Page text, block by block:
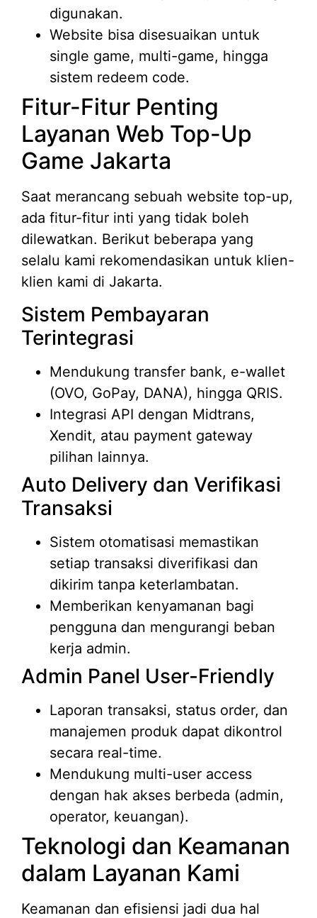
digunakan.
Website bisa disesuaikan untuk
single game, multi-game, hingga
sistem redeem code.
Fitur-Fitur Penting
Layanan Web Top-Up
Game Jakarta
Saat merancang sebuah website top-up,
ada fitur-fitur inti yang tidak boleh
dilewatkan. Berikut beberapa yang
selalu kami rekomendasikan untuk klien-
klien kami di Jakarta.
Sistem Pembayaran
Terintegrasi
Mendukung transfer bank, e-wallet
(OVO, GoPay, DANA), hingga QRIS.
Integrasi API dengan Midtrans,
Xendit, atau payment gateway
pilihan lainnya.
Auto Delivery dan Verifikasi
Transaksi
Sistem otomatisasi memastikan
setiap transaksi diverifikasi dan
dikirim tanpa keterlambatan.
Memberikan kenyamanan bagi
pengguna dan mengurangi beban
kerja admin.
Admin Panel User-Friendly
Laporan transaksi, status order, dan
manajemen produk dapat dikontrol
secara real-time.
Mendukung multi-user access
dengan hak akses berbeda (admin,
operator, keuangan).
Teknologi dan Keamanan
dalam Layanan Kami
Keamanan dan efisiensi jadi dua hal